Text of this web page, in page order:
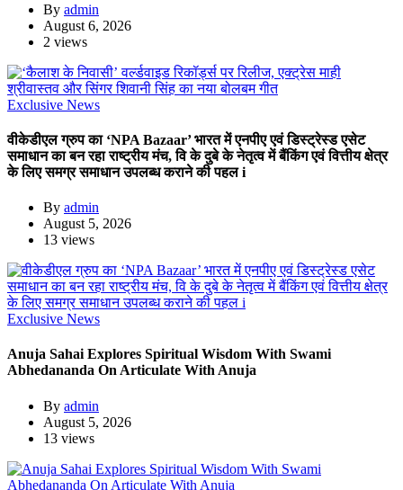
By admin
August 6, 2026
2 views
Exclusive News
वीकेडीएल ग्रुप का ‘NPA Bazaar’ भारत में एनपीए एवं डिस्ट्रेस्ड एसेट
समाधान का बन रहा राष्ट्रीय मंच, वि के दुबे के नेतृत्व में बैंकिंग एवं वित्तीय क्षेत्र
के लिए समग्र समाधान उपलब्ध कराने की पहल i
By admin
August 5, 2026
13 views
Exclusive News
Anuja Sahai Explores Spiritual Wisdom With Swami
Abhedananda On Articulate With Anuja
By admin
August 5, 2026
13 views